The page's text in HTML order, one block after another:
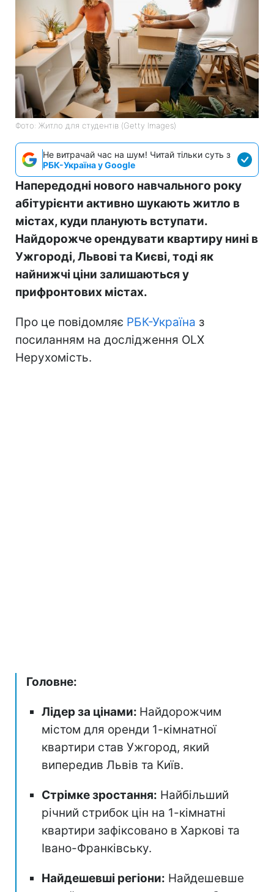
Фото: Житло для студентів (Getty Images)
Не витрачай час на шум! Читай тільки суть з
РБК-Україна у Google
Напередодні нового навчального року
абітурієнти активно шукають житло в
містах, куди планують вступати.
Найдорожче орендувати квартиру нині в
Ужгороді, Львові та Києві, тоді як
найнижчі ціни залишаються у
прифронтових містах.
Про це повідомляє РБК-Україна з
посиланням на дослідження OLX
Нерухомість.
Головне:
Лідер за цінами: Найдорожчим
містом для оренди 1-кімнатної
квартири став Ужгород, який
випередив Львів та Київ.
Стрімке зростання: Найбільший
річний стрибок цін на 1-кімнатні
квартири зафіксовано в Харкові та
Івано-Франківську.
Найдешевші регіони: Найдешевше